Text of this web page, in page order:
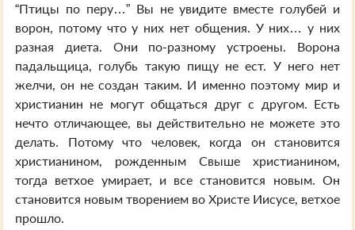
“Птицы по перу…” Вы не увидите вместе голубей и
ворон, потому что у них нет общения. У них… у них
разная диета. Они по-разному устроены. Ворона
падальщица, голубь такую пищу не ест. У него нет
желчи, он не создан таким. И именно поэтому мир и
христианин не могут общаться друг с другом. Есть
нечто отличающее, вы действительно не можете это
делать. Потому что человек, когда он становится
христианином, рожденным Свыше христианином,
тогда ветхое умирает, и все становится новым. Он
становится новым творением во Христе Иисусе, ветхое
прошло.